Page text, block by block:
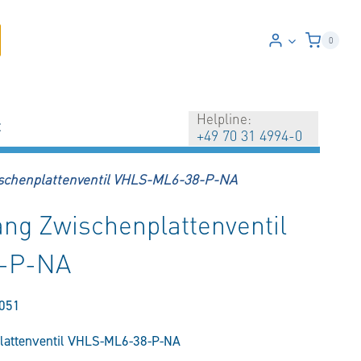
0
Helpline:
+49 70 31 4994-0
VHLS-ML6-38-P-NA
Zwischenplattenventil
P-NA
VHLS-ML6-38-P-NA